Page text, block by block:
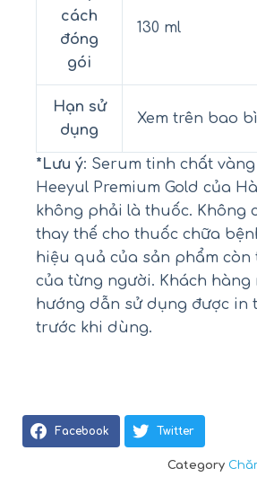
cách
đóng
gói
130 ml
Hạn sử
dụng
Xem trên bao bì
*Lưu ý: Serum tinh chất
Heeyul Premium Gold của
không phải là thuốc. Không
thay thế cho thuốc chữa
hiệu quả của sản phẩm còn
của từng người. Khách hàng
hướng dẫn sử dụng được in
trước khi dùng.
Facebook Twitter
Category